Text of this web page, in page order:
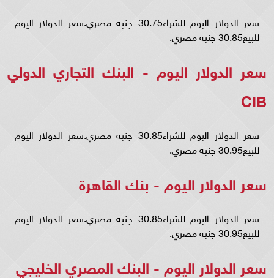
سعر الدولار اليوم للشراء30.75 جنيه مصري.سعر الدولار اليوم
للبيع30.85 جنيه مصري.
سعر الدولار اليوم - البنك التجاري الدولي
CIB
سعر الدولار اليوم للشراء30.85 جنيه مصري.سعر الدولار اليوم
للبيع30.95 جنيه مصري.
سعر الدولار اليوم - بنك القاهرة
سعر الدولار اليوم للشراء30.85 جنيه مصري.سعر الدولار اليوم
للبيع30.95 جنيه مصري.
سعر الدولار اليوم - البنك المصري الخليجي